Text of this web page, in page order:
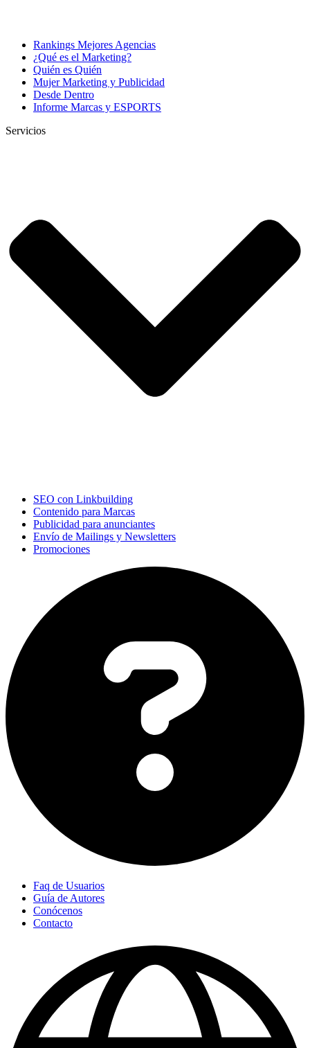
Rankings Mejores Agencias
¿Qué es el Marketing?
Quién es Quién
Mujer Marketing y Publicidad
Desde Dentro
Informe Marcas y ESPORTS
Servicios
SEO con Linkbuilding
Contenido para Marcas
Publicidad para anunciantes
Envío de Mailings y Newsletters
Promociones
Faq de Usuarios
Guía de Autores
Conócenos
Contacto